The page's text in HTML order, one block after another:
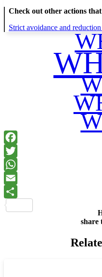
Check out other actions
Strict avoidance and
share